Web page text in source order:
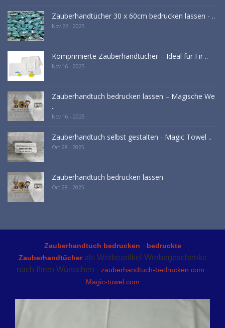
Zauberhandtücher 30 x 60cm bedrucken lassen - ..
Nov 22 - 2025
Komprimierte Zauberhandtücher – Ideal für Fir ..
Nov 16 - 2025
Zauberhandtuch bedrucken lassen – Magische We
..
Nov 16 - 2025
Zauberhandtuch selbst gestalten - Magic Towel ..
Oct 28 - 2025
Zauberhandtuch bedrucken lassen
Oct 28 - 2025
Zauberhandtuch bedrucken - bedruckte
Zauberhandtücherals Werbeartikel Werbegeschenke
nach Ihren Wünschen - zauberhandtuch-bedrucken.com -
Magic-towel.com